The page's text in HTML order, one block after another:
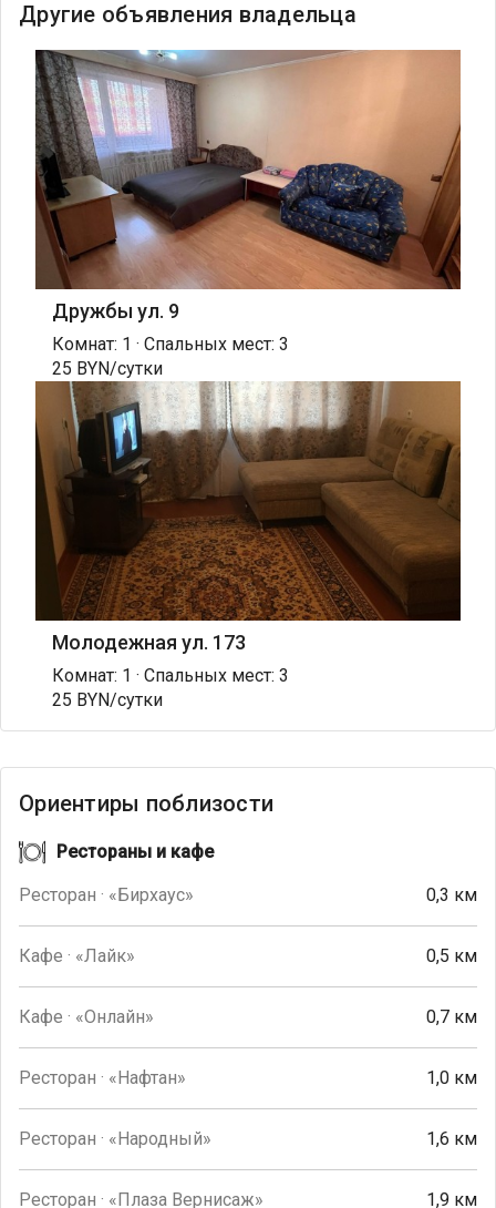
Другие объявления владельца
Дружбы ул. 9
Комнат: 1 · Спальных мест: 3
25 BYN/сутки
Молодежная ул. 173
Комнат: 1 · Спальных мест: 3
25 BYN/сутки
Ориентиры поблизости
Рестораны и кафе
Ресторан · «Бирхаус» 0,3 км
Кафе · «Лайк» 0,5 км
Кафе · «Онлайн» 0,7 км
Ресторан · «Нафтан» 1,0 км
Ресторан · «Народный» 1,6 км
Ресторан · «Плаза Вернисаж» 1,9 км